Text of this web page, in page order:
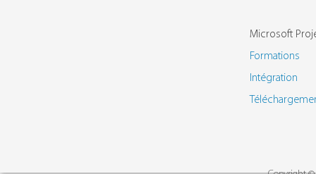
Microsoft
Formations
Intégration